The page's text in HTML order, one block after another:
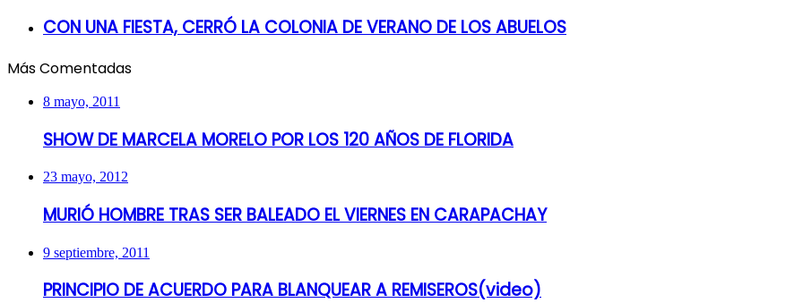
CON UNA FIESTA, CERRÓ LA COLONIA DE VERANO DE LOS ABUELOS
Más Comentadas
8 mayo, 2011
SHOW DE MARCELA MORELO POR LOS 120 AÑOS DE FLORIDA
23 mayo, 2012
MURIÓ HOMBRE TRAS SER BALEADO EL VIERNES EN CARAPACHAY
9 septiembre, 2011
PRINCIPIO DE ACUERDO PARA BLANQUEAR A REMISEROS(video)